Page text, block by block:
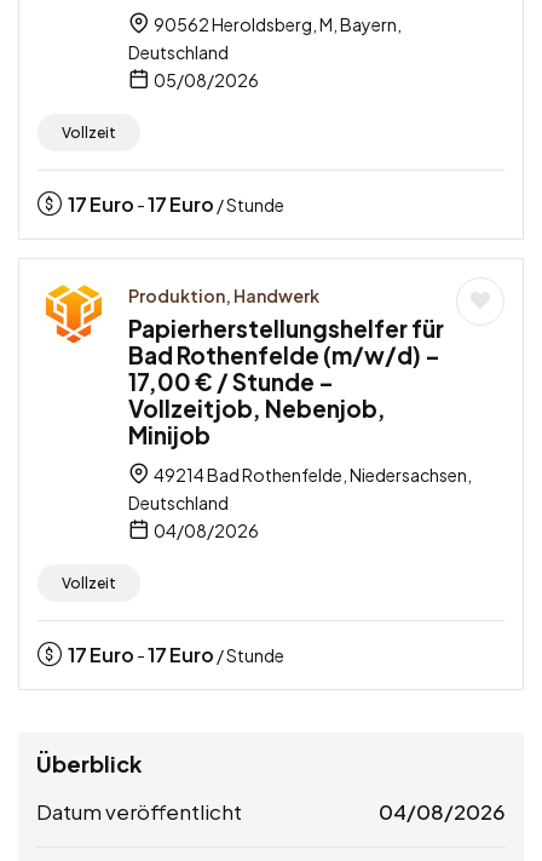
90562 Heroldsberg, M, Bayern,
Deutschland
05/08/2026
Vollzeit
17Euro -17Euro / Stunde
Produktion, Handwerk
Papierherstellungshelfer für
Bad Rothenfelde (m/w/d) –
17,00 € / Stunde –
Vollzeitjob, Nebenjob,
Minijob
49214 Bad Rothenfelde, Niedersachsen,
Deutschland
04/08/2026
Vollzeit
17Euro -17Euro / Stunde
Überblick
Datum veröffentlicht 04/08/2026